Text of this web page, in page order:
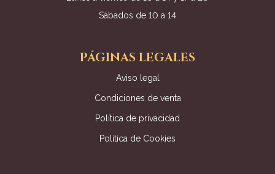
Sábados de 10 a 14
PÁGINAS LEGALES
Aviso legal
Condiciones de venta
Política de privacidad
Política de Cookies